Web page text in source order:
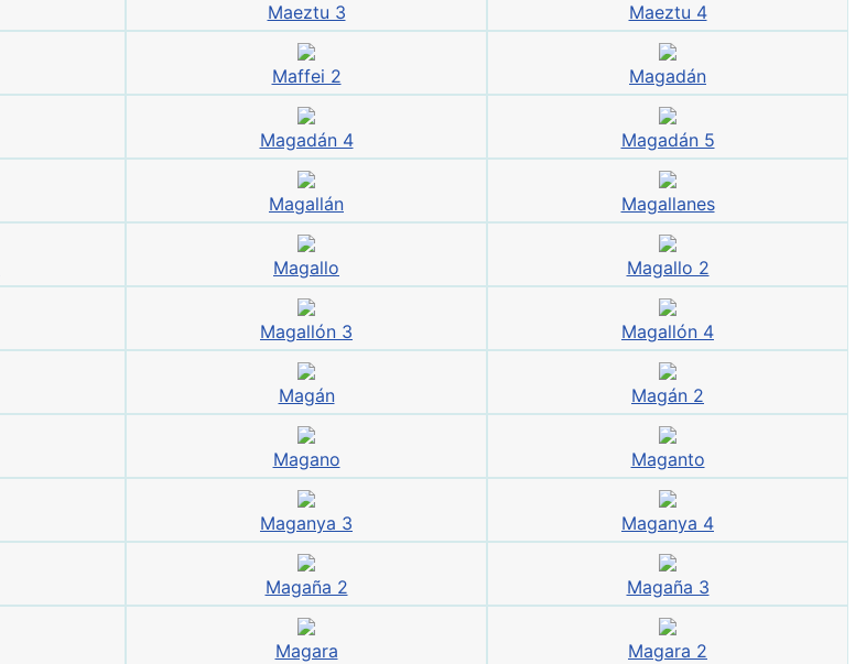
Maeztu 3 Maeztu 4
Maffei 2 Magadán
Magadán 4 Magadán 5
Magallán Magallanes
Magallo Magallo 2
Magallón 3 Magallón 4
Magán Magán 2
Magano Maganto
Maganya 3 Maganya 4
Magaña 2 Magaña 3
Magara Magara 2